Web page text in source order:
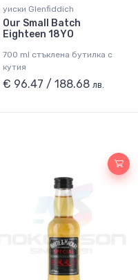
уиски Glenfiddich
Our Small Batch
Eighteen 18YO
700 ml стъклена бутилка с
кутия
€ 96.47 / 188.68 лв.